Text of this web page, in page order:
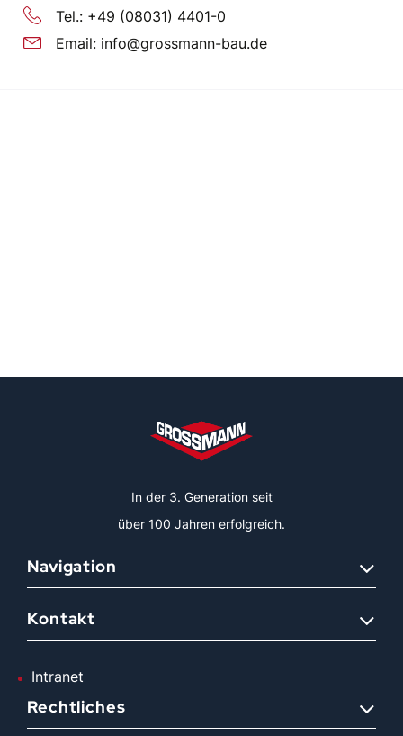
Tel.: +49 (08031) 4401-0
Email: info@grossmann-bau.de
In der 3. Generation seit
über 100 Jahren erfolgreich.
Navigation
Kontakt
Intranet
Rechtliches